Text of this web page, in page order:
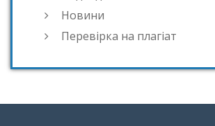
Новини
Перевірка на плагіат